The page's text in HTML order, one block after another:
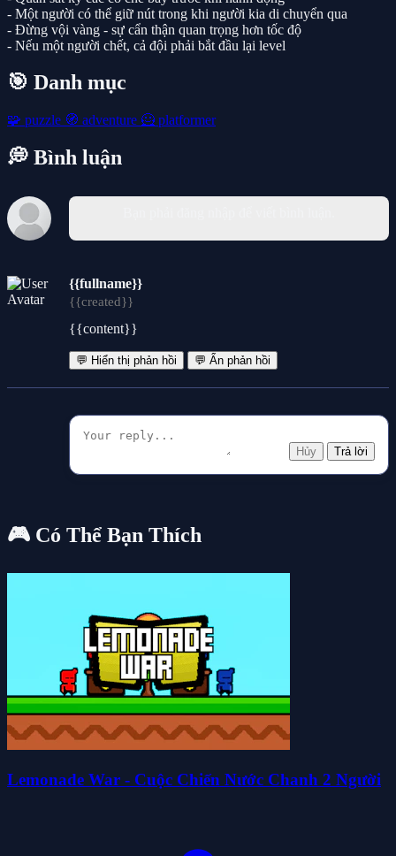
- Một người có thể giữ nút trong khi người kia di chuyển qua
- Đừng vội vàng - sự cẩn thận quan trọng hơn tốc độ
- Nếu một người chết, cả đội phải bắt đầu lại level
🎯 Danh mục
🧩 puzzle 🧭 adventure 🦸 platformer
💭 Bình luận
{{fullname}}
{{created}}
{{content}}
💬 Hiển thị phản hồi 💬 Ẩn phản hồi
Hủy Trả lời
🎮 Có Thể Bạn Thích
Lemonade War - Cuộc Chiến Nước Chanh 2 Người